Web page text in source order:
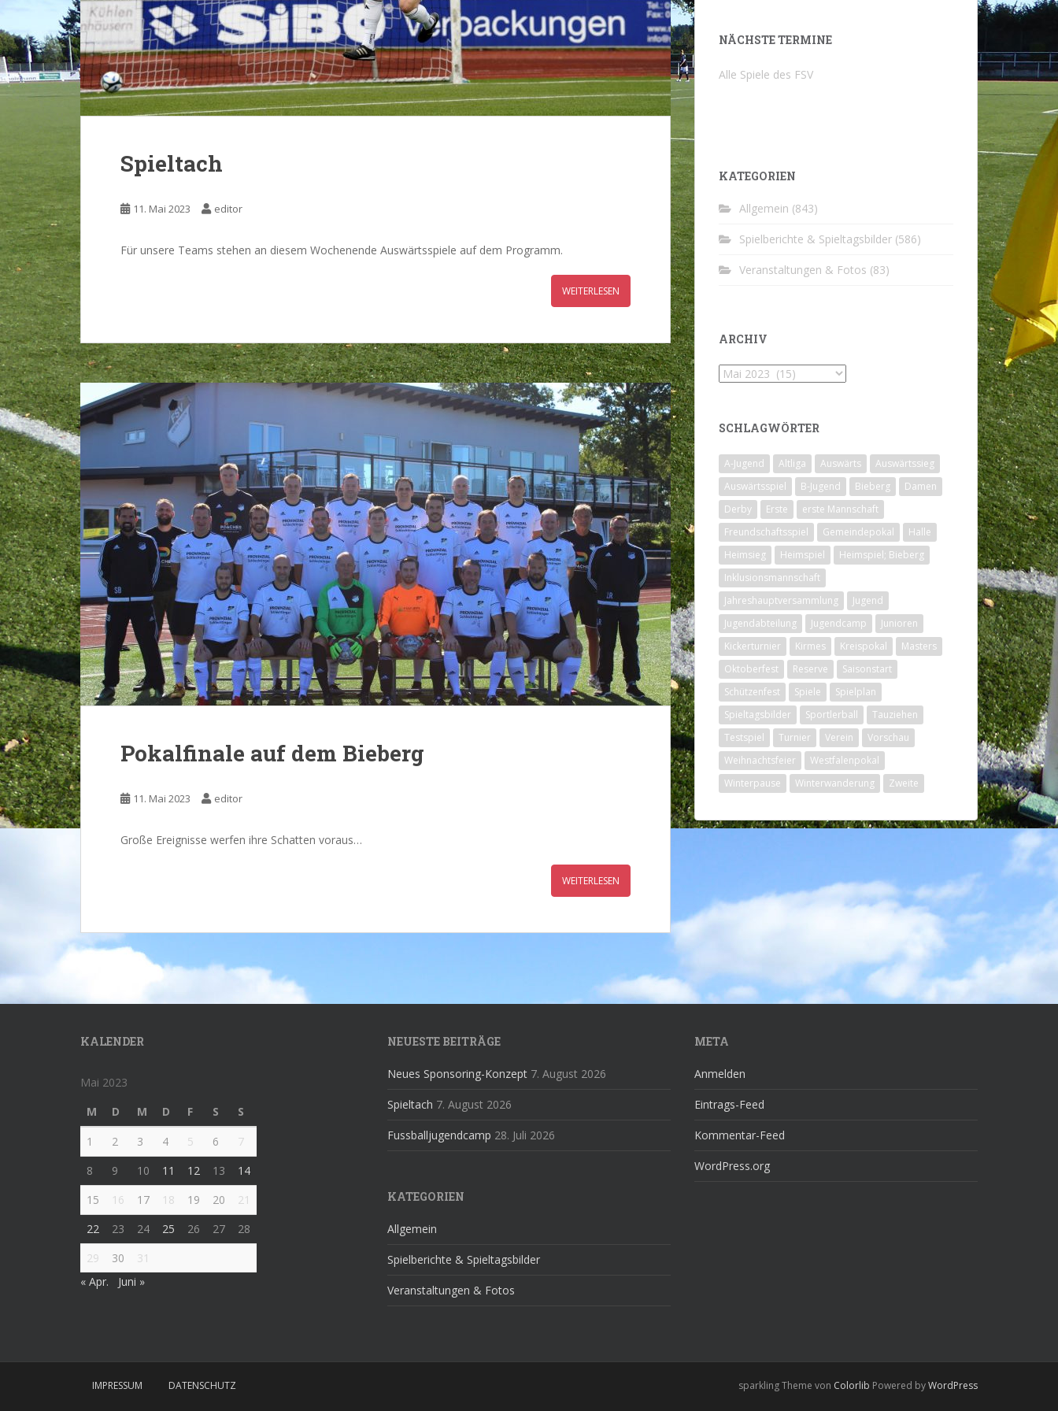
Spieltach
11. Mai 2023 editor
Für unsere Teams stehen an diesem Wochenende Auswärtsspiele auf dem Programm.
WEITERLESEN
Pokalfinale auf dem Bieberg
11. Mai 2023 editor
Große Ereignisse werfen ihre Schatten voraus…
WEITERLESEN
NÄCHSTE TERMINE
Alle Spiele des FSV
KATEGORIEN
Allgemein (843)
Spielberichte & Spieltagsbilder (586)
Veranstaltungen & Fotos (83)
ARCHIV
Archiv
SCHLAGWÖRTER
A-Jugend Altliga Auswärts
Auswärtssieg
Auswärtsspiel
B-Jugend Bieberg
Damen
Derby
Erste
erste Mannschaft
Freundschaftsspiel
Gemeindepokal
Halle
Heimsieg
Heimspiel
Heimspiel; Bieberg
Inklusionsmannschaft
Jahreshauptversammlung
Jugend
Jugendabteilung
Jugendcamp
Junioren
Kickerturnier
Kirmes Kreispokal
Masters
Oktoberfest
Reserve
Saisonstart
Schützenfest
Spiele
Spielplan
Spieltagsbilder
Sportlerball
Tauziehen
Testspiel
Turnier Verein
Vorschau
Weihnachtsfeier
Westfalenpokal
Winterpause
Winterwanderung Zweite
KALENDER
Mai 2023
M
D M D F S
S
1
2 3 4 5 6
7
8
9 10 11 12 13
14
15
16 17 18 19 20
21
22
23 24 25 26 27
28
29
30
31
« Apr.
Juni »
NEUESTE BEITRÄGE
Neues Sponsoring-Konzept 7. August 2026
Spieltach 7. August 2026
Fussballjugendcamp 28. Juli 2026
KATEGORIEN
Allgemein
Spielberichte & Spieltagsbilder
Veranstaltungen & Fotos
META
Anmelden
Eintrags-Feed
Kommentar-Feed
WordPress.org
IMPRESSUM DATENSCHUTZ sparkling Theme von Colorlib Powered byWordPress